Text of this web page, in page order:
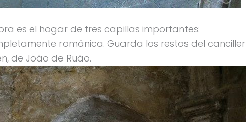
es el hogar de tres capillas importantes:
románica. Guarda los restos del canciller
de Joâo de Ruâo.